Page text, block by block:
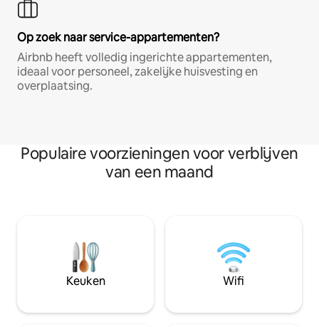
Op zoek naar service-appartementen?
Airbnb heeft volledig ingerichte appartementen,
ideaal voor personeel, zakelijke huisvesting en
overplaatsing.
Populaire voorzieningen voor verblijven
van een maand
Keuken Wifi